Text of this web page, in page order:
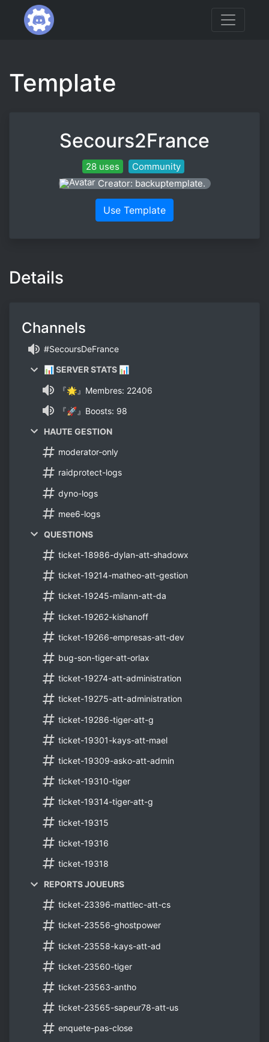
Template
Secours2France
28 uses
Community
Creator: backuptemplate.
Use Template
Details
Channels
#SecoursDeFrance
📊 SERVER STATS 📊
『🌟』Membres: 22406
『🚀』Boosts: 98
HAUTE GESTION
moderator-only
raidprotect-logs
dyno-logs
mee6-logs
QUESTIONS
ticket-18986-dylan-att-shadowx
ticket-19214-matheo-att-gestion
ticket-19245-milann-att-da
ticket-19262-kishanoff
ticket-19266-empresas-att-dev
bug-son-tiger-att-orlax
ticket-19274-att-administration
ticket-19275-att-administration
ticket-19286-tiger-att-g
ticket-19301-kays-att-mael
ticket-19309-asko-att-admin
ticket-19310-tiger
ticket-19314-tiger-att-g
ticket-19315
ticket-19316
ticket-19318
REPORTS JOUEURS
ticket-23396-mattlec-att-cs
ticket-23556-ghostpower
ticket-23558-kays-att-ad
ticket-23560-tiger
ticket-23563-antho
ticket-23565-sapeur78-att-us
enquete-pas-close